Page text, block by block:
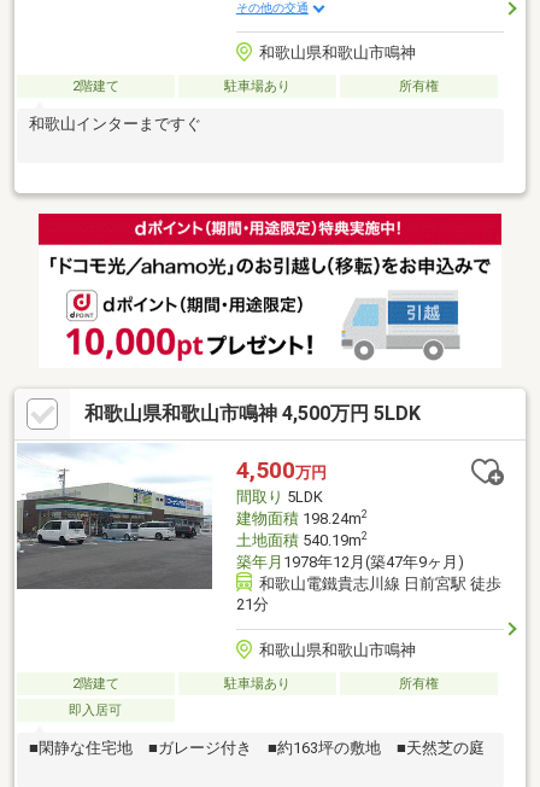
その他の交通
和歌山県和歌山市鳴神
2階建て 駐車場あり 所有権
和歌山インターまですぐ
和歌山県和歌山市鳴神 4,500万円 5LDK
4,500万円
間取り 5LDK
建物面積198.24m2
土地面積540.19m2
築年月 1978年12月(築47年9ヶ月)
和歌山電鐵貴志川線 日前宮駅 徒歩
21分
和歌山県和歌山市鳴神
2階建て 駐車場あり
所有権
即入居可
■閑静な住宅地 ■ガレージ付き ■約163坪の敷地 ■天然芝の庭